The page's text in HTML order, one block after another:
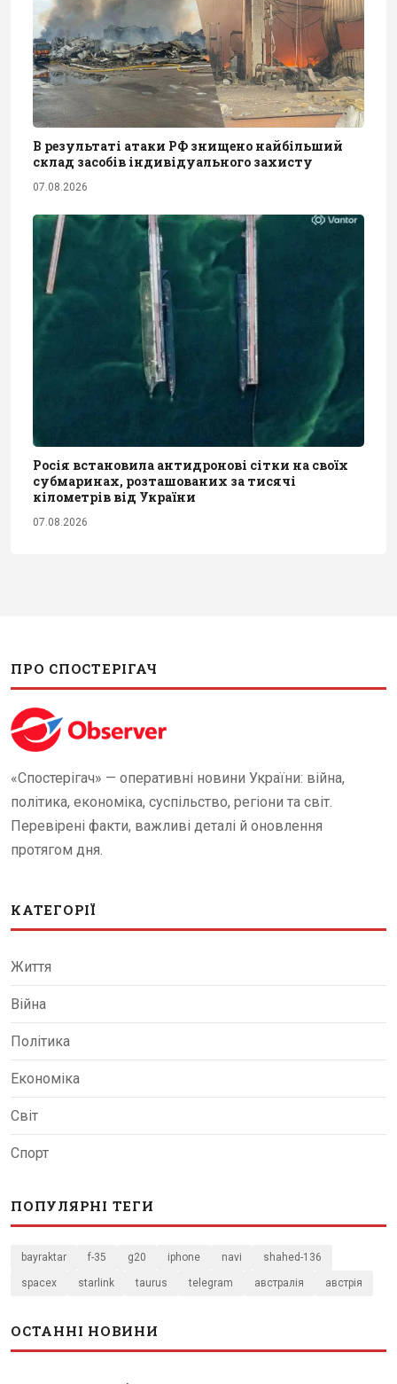
В результаті атаки РФ знищено найбільший
склад засобів індивідуального захисту
07.08.2026
Росія встановила антидронові сітки на своїх
субмаринах, розташованих за тисячі
кілометрів від України
07.08.2026
ПРО СПОСТЕРІГАЧ
«Спостерігач» — оперативні новини України: війна,
політика, економіка, суспільство, регіони та світ.
Перевірені факти, важливі деталі й оновлення
протягом дня.
КАТЕГОРІЇ
Життя
Війна
Політика
Економіка
Світ
Спорт
ПОПУЛЯРНІ ТЕГИ
bayraktar f-35 g20 iphone navi shahed-136
spacex starlink taurus telegram австралія австрія
ОСТАННІ НОВИНИ